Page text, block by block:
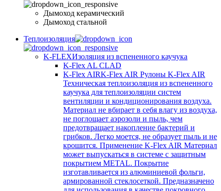
Дымоход керамический
Дымоход стальной
Теплоизоляция
K-FLEXИзоляция из вспененного каучука
K-Flex AL CLAD
K-Flex AIRK-Flex AIR Рулоны K-Flex AIR
Техническая теплоизоляция из вспененного
каучука для теплоизоляции систем
вентиляции и кондиционирования воздуха.
Материал не вбирает в себя влагу из воздуха,
не поглощает аэрозоли и пыль, чем
предотвращает накопление бактерий и
грибков. Легко моется, не образует пыль и не
крошится. Применение K-Flex AIR Материал
может выпускаться в системе c защитным
покрытием METAL. Покрытие
изготавливается из алюминиевой фольги,
армированной стеклосеткой. Предназначено